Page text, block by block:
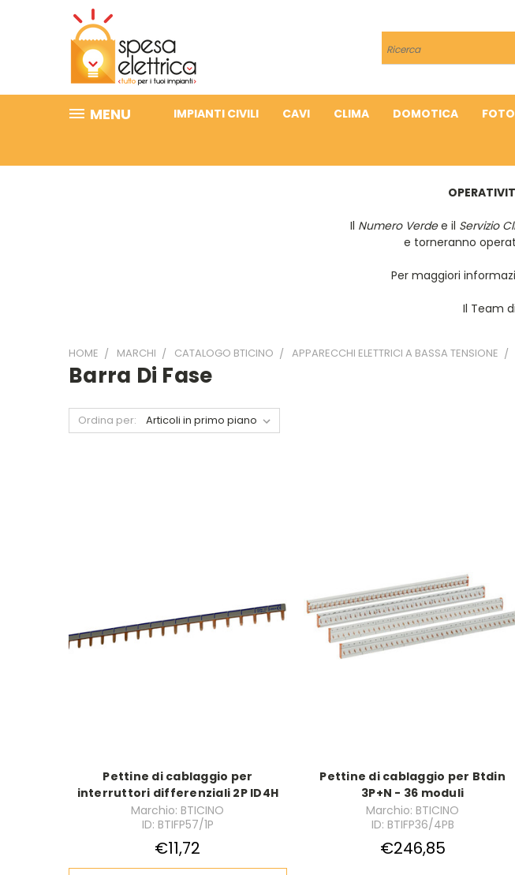
Cerca
MENU IMPIANTI CIVILI CAVI CLIMA DOMOTICA
Il Numero Verdee il Servizio
e torneranno
Per maggiori
Il Team
HOME MARCHI CATALOGO BTICINO APPARECCHI ELETTRICI A BASSA TENSIONE
Barra Di Fase
Ordina per:
Pettine di cablaggio per
interruttori differenziali 2P ID4H
Marchio: BTICINO
ID: BTIFP57/1P
€11,72
Pettine di cablaggio per Btdin
3P+N - 36 moduli
Marchio: BTICINO
ID: BTIFP36/4PB
€246,85